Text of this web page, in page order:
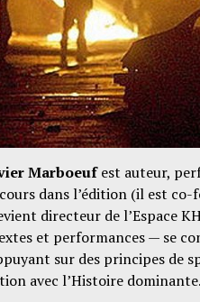
Marboeufest auteur,
dans l’édition (il est co-
directeur de l’Espace
et performances — se
sur des principes de
avec l’Histoire dominante.